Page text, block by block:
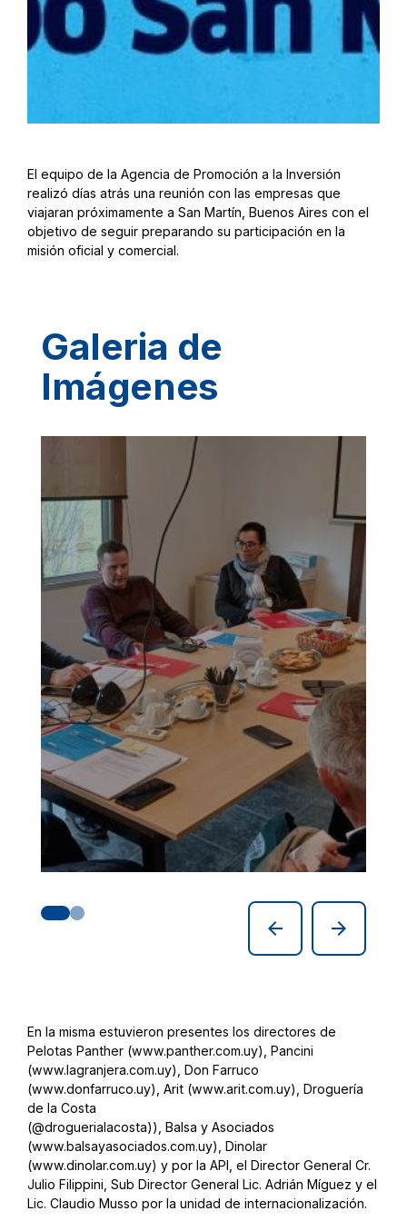
El equipo de la Agencia de Promoción a la Inversión
realizó días atrás una reunión con las empresas que
viajaran próximamente a San Martín, Buenos Aires con el
objetivo de seguir preparando su participación en la
misión oficial y comercial.
Galeria de
Imágenes
arrow_back arrow_forward
En la misma estuvieron presentes los directores de
Pelotas Panther (www.panther.com.uy), Pancini
(www.lagranjera.com.uy), Don Farruco
(www.donfarruco.uy), Arit (www.arit.com.uy), Droguería
de la Costa
(@droguerialacosta)), Balsa y Asociados
(www.balsayasociados.com.uy), Dinolar
(www.dinolar.com.uy) y por la API, el Director General Cr.
Julio Filippini, Sub Director General Lic. Adrián Míguez y el
Lic. Claudio Musso por la unidad de internacionalización.